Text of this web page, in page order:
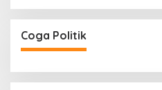
Coga Politik